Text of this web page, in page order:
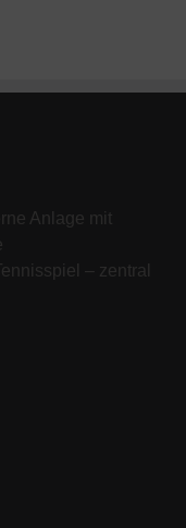
Anlage mit
– zentral